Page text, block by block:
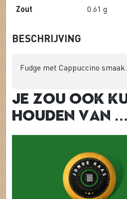
Zout 0.61 g
BESCHRIJVING
Fudge met Cappuccino smaak.
Je zou ook
houden van …